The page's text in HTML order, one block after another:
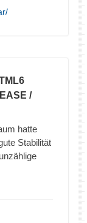
/
hatte
Stabilität